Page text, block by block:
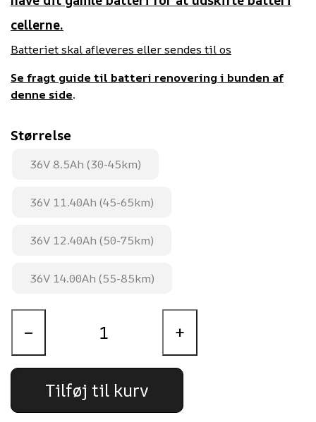
cellerne.
Batteriet skal afleveres eller sendes til os
Se fragt guide til batteri renovering i bunden af
denne side.
Størrelse
36V 8.5Ah (30-45km)
36V 11.40Ah (45-65km)
36V 12.40Ah (50-75km)
36V 14.00Ah (55-85km)
− +
Tilføj til kurv